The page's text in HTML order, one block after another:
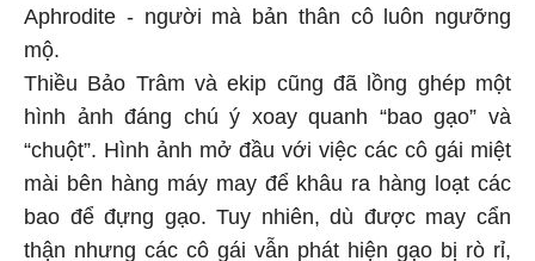
Aphrodite - người mà bản thân cô luôn ngưỡng
mộ.
Thiều Bảo Trâm và ekip cũng đã lồng ghép một
hình ảnh đáng chú ý xoay quanh “bao gạo” và
“chuột”. Hình ảnh mở đầu với việc các cô gái miệt
mài bên hàng máy may để khâu ra hàng loạt các
bao để đựng gạo. Tuy nhiên, dù được may cẩn
thận nhưng các cô gái vẫn phát hiện gạo bị rò rỉ,